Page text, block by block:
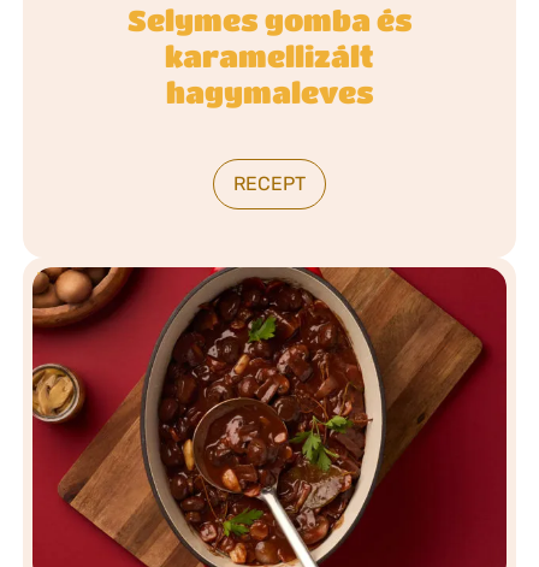
Selymes gomba és
karamellizált
hagymaleves
RECEPT